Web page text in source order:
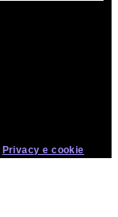
Privacy e cookie